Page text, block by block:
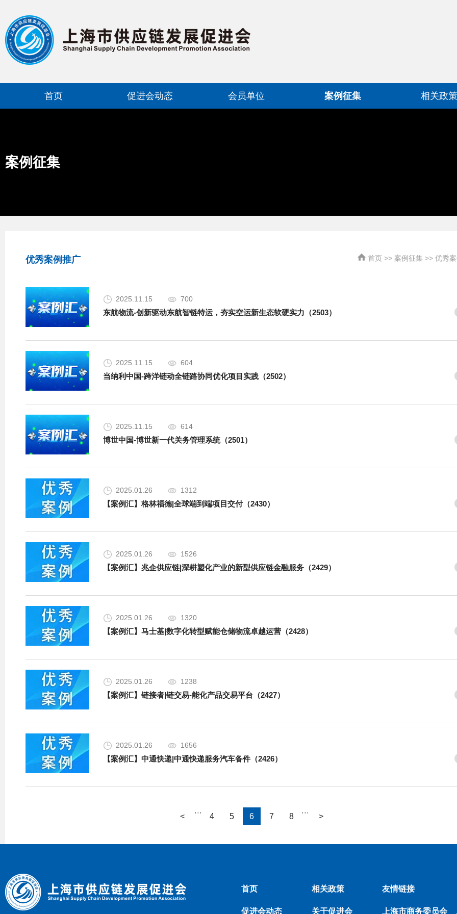
首页 促进会动态 会员单位 案例征集 相关政
案例征集
优秀案例推广 首页>> 案例征集 >> 优秀
2025.11.15 700
东航物流-创新驱动东航智链特运，夯实空运新生态软硬实力（2503）
2025.11.15 604
当纳利中国-跨洋链动全链路协同优化项目实践（2502）
2025.11.15 614
博世中国-博世新一代关务管理系统（2501）
2025.01.26 1312
【案例汇】格林福德|全球端到端项目交付（2430）
2025.01.26 1526
【案例汇】兆企供应链|深耕塑化产业的新型供应链金融服务（2429）
2025.01.26 1320
【案例汇】马士基|数字化转型赋能仓储物流卓越运营（2428）
2025.01.26 1238
【案例汇】链接者|链交易-能化产品交易平台（2427）
2025.01.26 1656
【案例汇】中通快递|中通快递服务汽车备件（2426）
< ··· 4 5 6 7 8 ··· >
首页
促进会动态
相关政策
关于促进会
友情链接
上海市商务委员会